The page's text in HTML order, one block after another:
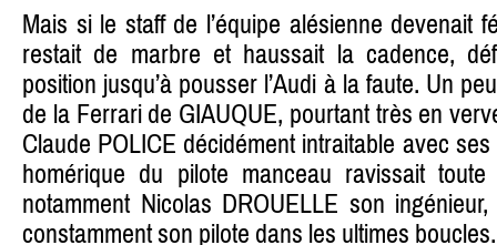
Mais si le staff de l’équipe alésienne devenait
restait de marbre et haussait la cadence,
position jusqu’à pousser l’Audi à la faute. Un
de la Ferrari de GIAUQUE, pourtant très en
Claude POLICE décidément intraitable avec
homérique du pilote manceau ravissait toute
notamment Nicolas DROUELLE son
constamment son pilote dans les ultimes boucles.